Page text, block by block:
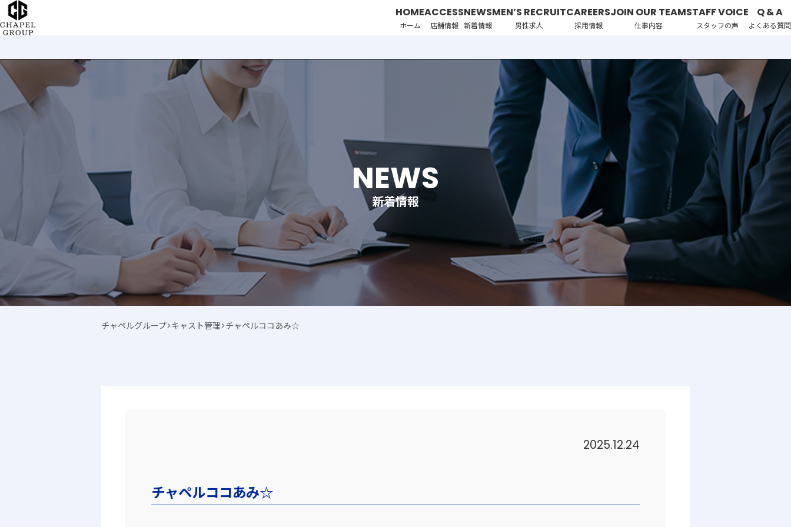
チ
ャ
ペ
HOME
ホーム
ACCESS
店舗情報
NEWS
新着情報
MEN’S RECRUIT
男性求人
CAREERS
採用情報
JOIN OUR TEAM
仕事内容
STAFF VOICE
スタッフの声
Q & A
よくある質問
NEWS
新着情報
チャペルグループ>キャスト管理>チャペルココあみ☆
2025.12.24
チャペルココあみ☆